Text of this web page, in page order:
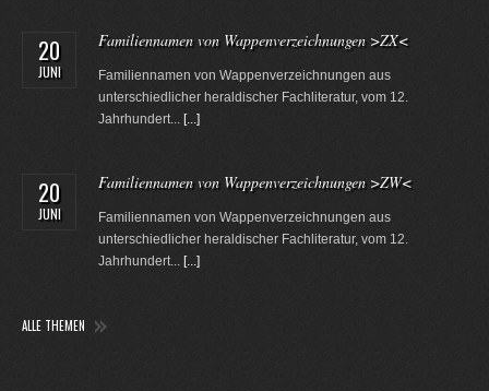
20
JUNI
Familiennamen von Wappenverzeichnungen >ZX<
Familiennamen von Wappenverzeichnungen aus
unterschiedlicher heraldischer Fachliteratur, vom 12.
Jahrhundert... [...]
20
JUNI
Familiennamen von Wappenverzeichnungen >ZW<
Familiennamen von Wappenverzeichnungen aus
unterschiedlicher heraldischer Fachliteratur, vom 12.
Jahrhundert... [...]
ALLE THEMEN